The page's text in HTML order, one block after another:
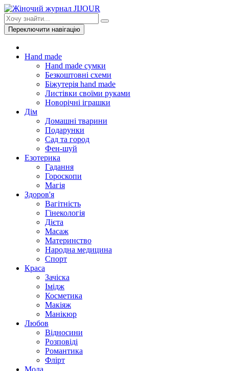
Переключити навігацію
Hand made
Hand made сумки
Безкоштовні схеми
Біжутерія hand made
Листівки своїми руками
Новорічні іграшки
Дім
Домашні тварини
Подарунки
Сад та город
Фен-шуй
Езотерика
Гадання
Гороскопи
Магія
Здоров'я
Вагітність
Гінекологія
Дієта
Масаж
Материнство
Народна медицина
Спорт
Краса
Зачіска
Імідж
Косметика
Макіяж
Манікюр
Любов
Відносини
Розповіді
Романтика
Флірт
Мода